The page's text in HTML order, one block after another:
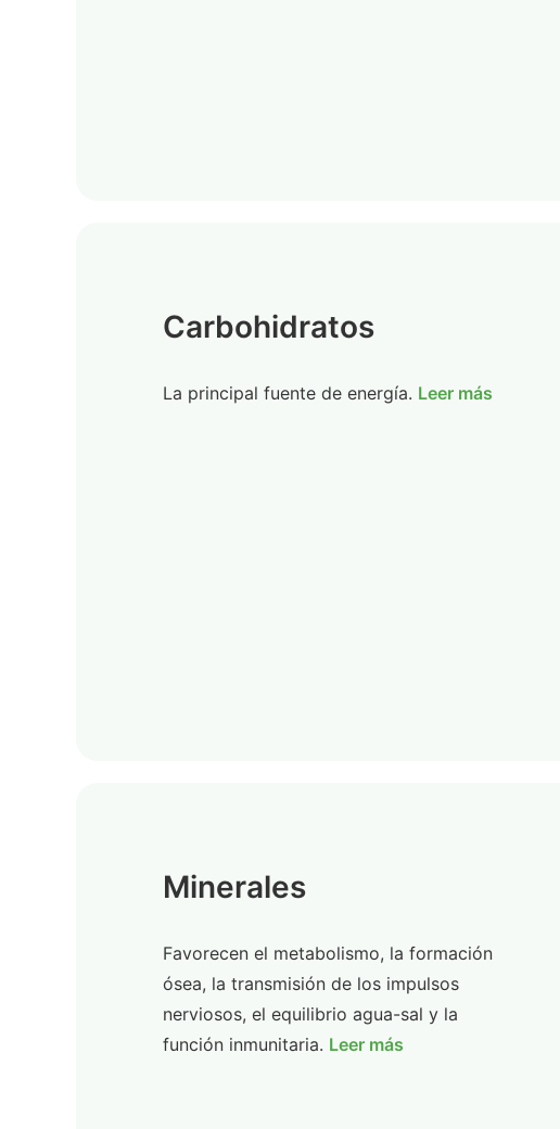
Carbohidratos
La principal fuente de energía. Leer más
Minerales
Favorecen el metabolismo, la formación
ósea, la transmisión de los impulsos
nerviosos, el equilibrio agua-sal y la
función inmunitaria. Leer más